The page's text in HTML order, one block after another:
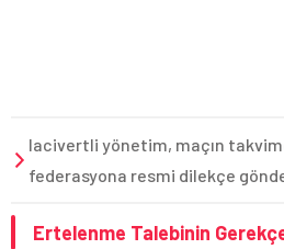
lacivertli yönetim, maçın
federasyona resmi dilekçe
Ertelenme Talebinin